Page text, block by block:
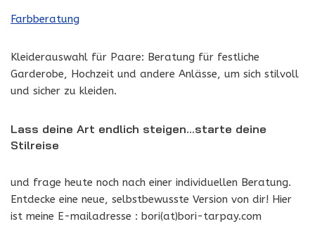
Farbberatung
Kleiderauswahl für Paare: Beratung für festliche
Garderobe, Hochzeit und andere Anlässe, um sich stilvoll
und sicher zu kleiden.
Lass deine Art endlich steigen…starte deine
Stilreise
und frage heute noch nach einer individuellen Beratung.
Entdecke eine neue, selbstbewusste Version von dir! Hier
ist meine E-mailadresse : bori(at)bori-tarpay.com